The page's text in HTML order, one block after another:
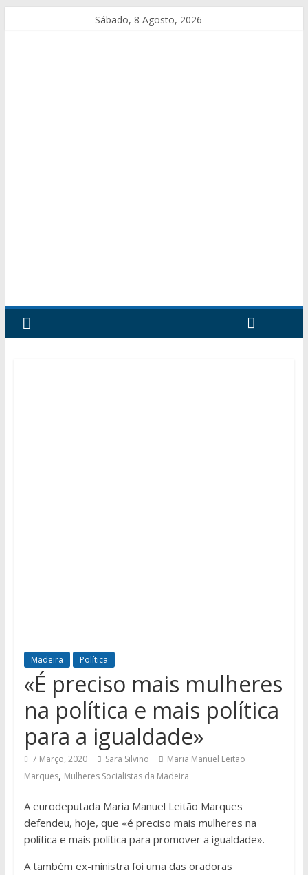
Sábado, 8 Agosto, 2026
Madeira Política
«É preciso mais mulheres
na política e mais política
para a igualdade»
7 Março, 2020 Sara Silvino
Maria Manuel Leitão
Marques, Mulheres Socialistas da Madeira
A eurodeputada Maria Manuel Leitão Marques
defendeu, hoje, que «é preciso mais mulheres na
política e mais política para promover a igualdade».
A também ex-ministra foi uma das oradoras